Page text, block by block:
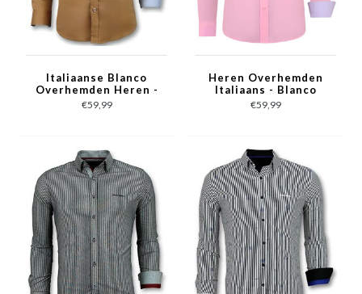
Italiaanse Blanco
Overhemden Heren -
Slim Fit - 3033 - Bruin
€59,99
Heren Overhemden
Italiaans - Blanco
Blouse - 3032 - Roze
€59,99